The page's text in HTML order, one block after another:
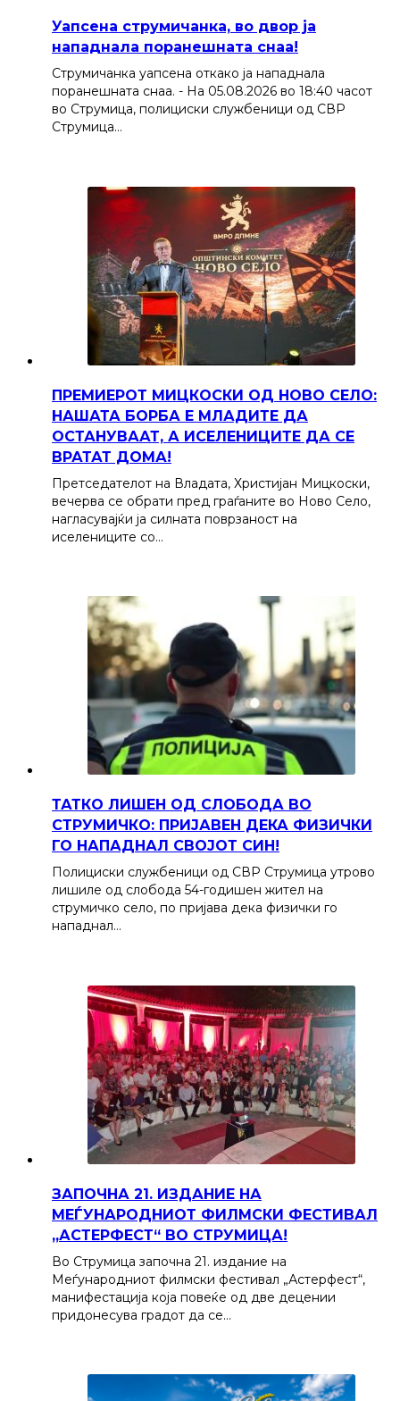
Уапсена струмичанка, во двор ја
нападнала поранешната снаа!
Струмичанка уапсена откако ја нападнала
поранешната снаа. - На 05.08.2026 во 18:40 часот
во Струмица, полициски службеници од СВР
Струмица…
ПРЕМИЕРОТ МИЦКОСКИ ОД НОВО СЕЛО:
НАШАТА БОРБА Е МЛАДИТЕ ДА
ОСТАНУВААТ, А ИСЕЛЕНИЦИТЕ ДА СЕ
ВРАТАТ ДОМА!
Претседателот на Владата, Христијан Мицкоски,
вечерва се обрати пред граѓаните во Ново Село,
нагласувајќи ја силната поврзаност на
иселениците со…
ТАТКО ЛИШЕН ОД СЛОБОДА ВО
СТРУМИЧКО: ПРИЈАВЕН ДЕКА ФИЗИЧКИ
ГО НАПАДНАЛ СВОЈОТ СИН!
Полициски службеници од СВР Струмица утрово
лишиле од слобода 54-годишен жител на
струмичко село, по пријава дека физички го
нападнал…
ЗАПОЧНА 21. ИЗДАНИЕ НА
МЕЃУНАРОДНИОТ ФИЛМСКИ ФЕСТИВАЛ
„АСТЕРФЕСТ“ ВО СТРУМИЦА!
Во Струмица започна 21. издание на
Меѓународниот филмски фестивал „Астерфест“,
манифестација која повеќе од две децении
придонесува градот да се…